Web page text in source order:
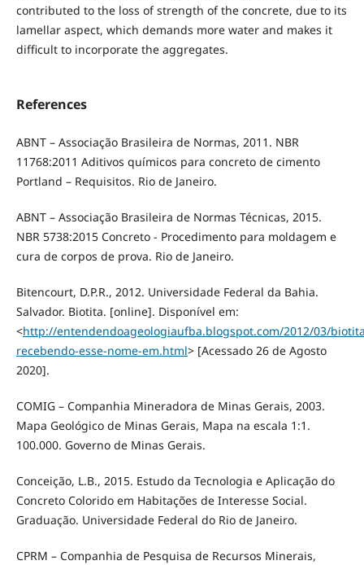
contributed to the loss of strength of the concrete, due to its
lamellar aspect, which demands more water and makes it
difficult to incorporate the aggregates.
References
ABNT – Associação Brasileira de Normas, 2011. NBR
11768:2011 Aditivos químicos para concreto de cimento
Portland – Requisitos. Rio de Janeiro.
ABNT – Associação Brasileira de Normas Técnicas, 2015.
NBR 5738:2015 Concreto - Procedimento para moldagem e
cura de corpos de prova. Rio de Janeiro.
Bitencourt, D.P.R., 2012. Universidade Federal da Bahia.
Salvador. Biotita. [online]. Disponível em:
<http://entendendoageologiaufba.blogspot.com/2012/03/
recebendo-esse-nome-em.html> [Acessado 26 de Agosto
2020].
COMIG – Companhia Mineradora de Minas Gerais, 2003.
Mapa Geológico de Minas Gerais, Mapa na escala 1:1.
100.000. Governo de Minas Gerais.
Conceição, L.B., 2015. Estudo da Tecnologia e Aplicação do
Concreto Colorido em Habitações de Interesse Social.
Graduação. Universidade Federal do Rio de Janeiro.
CPRM – Companhia de Pesquisa de Recursos Minerais,